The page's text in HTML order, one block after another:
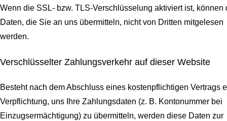
Wenn die SSL- bzw. TLS-Verschlüsselung aktiviert ist, können
Daten, die Sie an uns übermitteln, nicht von Dritten mitgelesen
werden.
Verschlüsselter Zahlungsverkehr auf dieser Website
Besteht nach dem Abschluss eines kostenpflichtigen Vertrags
Verpflichtung, uns Ihre Zahlungsdaten (z. B. Kontonummer bei
Einzugsermächtigung) zu übermitteln, werden diese Daten zur